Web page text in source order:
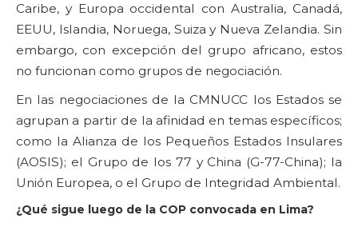
Caribe, y Europa occidental con Australia, Canadá,
EEUU, Islandia, Noruega, Suiza y Nueva Zelandia. Sin
embargo, con excepción del grupo africano, estos
no funcionan como grupos de negociación.
En las negociaciones de la CMNUCC los Estados se
agrupan a partir de la afinidad en temas específicos;
como la Alianza de los Pequeños Estados Insulares
(AOSIS); el Grupo de los 77 y China (G-77-China); la
Unión Europea, o el Grupo de Integridad Ambiental.
¿Qué sigue luego de la COP convocada en Lima?